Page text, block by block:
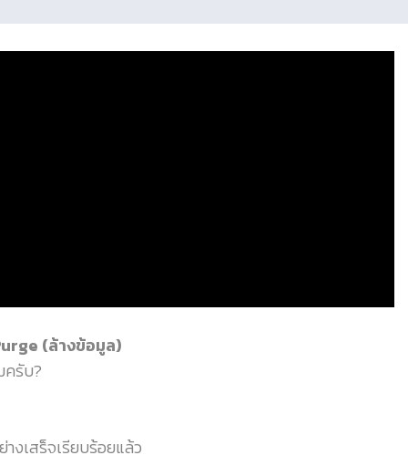
(ล้างข้อมูล)
ครับ?
งเสร็จเรียบร้อยแล้ว